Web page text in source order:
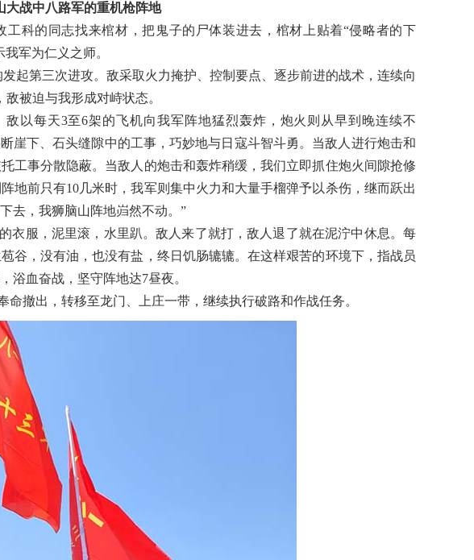
大战中八路军的重机枪阵地
科的同志找来棺材，把鬼子的尸体装进去，棺材上贴着“侵略者的下
军为仁义之师。
起第三次进攻。敌采取火力掩护、控制要点、逐步前进的战术，连续向
被迫与我形成对峙状态。
以每天3至6架的飞机向我军阵地猛烈轰炸，炮火则从早到晚连续不
崖下、石头缝隙中的工事，巧妙地与日寇斗智斗勇。当敌人进行炮击和
工事分散隐蔽。当敌人的炮击和轰炸稍缓，我们立即抓住炮火间隙抢修
地前只有10几米时，我军则集中火力和大量手榴弹予以杀伤，继而跃出
去，我狮脑山阵地岿然不动。”
衣服，泥里滚，水里趴。敌人来了就打，敌人退了就在泥泞中休息。每
谷，没有油，也没有盐，终日饥肠辘辘。在这样艰苦的环境下，指战员
浴血奋战，坚守阵地达7昼夜。
撤出，转移至龙门、上庄一带，继续执行破路和作战任务。